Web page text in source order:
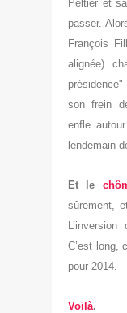
Peltier et
passer.
François
alignée)
présidence"
son frein
enfle
lendemain
Et le
sûrement,
C’est long,
pour 2014.
Voilà.